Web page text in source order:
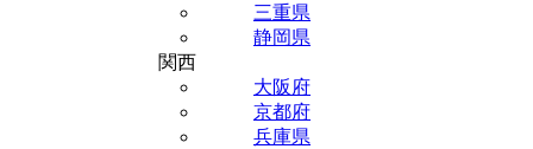
三重県
静岡県
関西
大阪府
京都府
兵庫県